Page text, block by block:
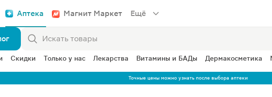
Аптека Магнит Маркет Ещё
Скидки Только у нас Лекарства Витамины и БАДы Дермакосметика
Точные цены можно узнать после выбора аптеки